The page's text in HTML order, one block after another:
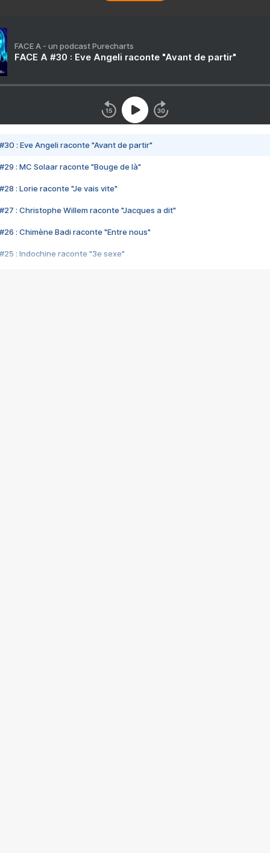
FACE A - un podcast Purecharts
FACE A #30 : Eve Angeli raconte "Avant de partir"
#30 : Eve Angeli raconte "Avant de partir"
#29 : MC Solaar raconte "Bouge de là"
#28 : Lorie raconte "Je vais vite"
#27 : Christophe Willem raconte "Jacques a dit"
#26 : Chimène Badi raconte "Entre nous"
#25 : Indochine raconte "3e sexe"